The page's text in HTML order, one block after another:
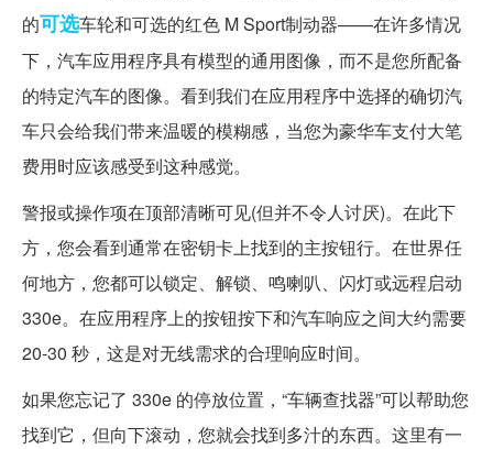
的可选车轮和可选的红色 M Sport制动器——在许多情况
下，汽车应用程序具有模型的通用图像，而不是您所配备
的特定汽车的图像。看到我们在应用程序中选择的确切汽
车只会给我们带来温暖的模糊感，当您为豪华车支付大笔
费用时应该感受到这种感觉。
警报或操作项在顶部清晰可见(但并不令人讨厌)。在此下
方，您会看到通常在密钥卡上找到的主按钮行。在世界任
何地方，您都可以锁定、解锁、鸣喇叭、闪灯或远程启动
330e。在应用程序上的按钮按下和汽车响应之间大约需要
20-30 秒，这是对无线需求的合理响应时间。
如果您忘记了 330e 的停放位置，“车辆查找器”可以帮助您
找到它，但向下滚动，您就会找到多汁的东西。这里有一